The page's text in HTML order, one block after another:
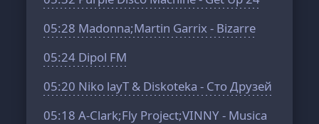
05:28 Madonna;Martin Garrix - Bizarre
05:24 Dipol FM
05:20 Niko layT & Diskoteka - Сто Друзей
05:18 A-Clark;Fly Project;VINNY - Musica